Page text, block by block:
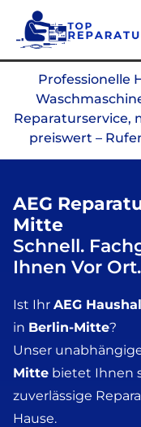
Professionelle
Reparaturservice,
preiswert –
AEG
Mitte
Schnell.
Ihnen Vor Ort.
Ist Ihr AEG
in Berlin-Mitte?
Unser
Mitte bietet Ihnen
zuverlässige
Hause.